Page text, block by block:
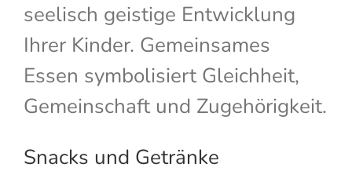
seelisch geistige Entwicklung
Ihrer Kinder. Gemeinsames
Essen symbolisiert Gleichheit,
Gemeinschaft und Zugehörigkeit.
Snacks und Getränke